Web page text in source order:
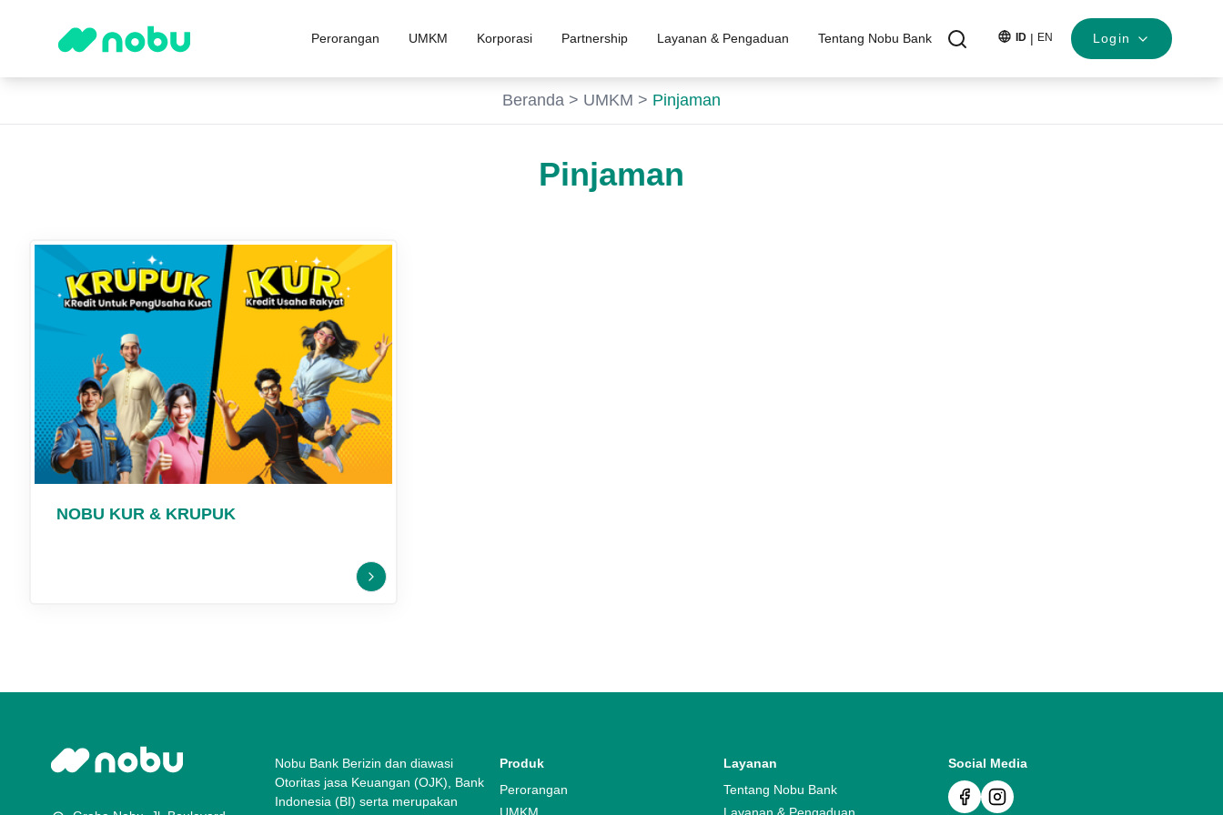
Perorangan UMKM Korporasi Partnership Layanan & Pengaduan Tentang Nobu Bank ID | EN Login
Beranda > UMKM > Pinjaman
Pinjaman
NOBU KUR & KRUPUK
Nobu Bank Berizin dan diawasi
Otoritas jasa Keuangan (OJK), Bank
Indonesia (BI) serta merupakan
Produk
Perorangan
Layanan
Tentang Nobu Bank
Social Media